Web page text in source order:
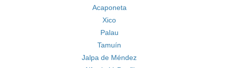
Acaponeta
Xico
Palau
Tamuín
Jalpa de Méndez